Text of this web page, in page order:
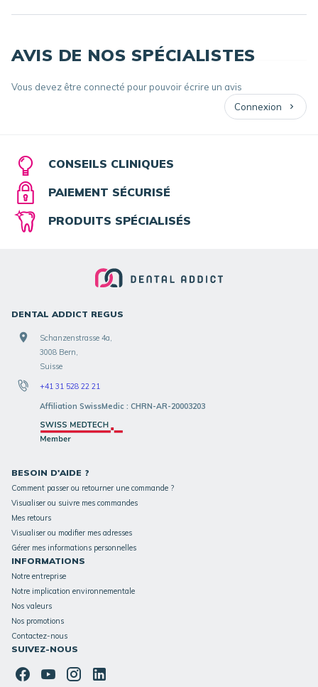
AVIS DE NOS SPÉCIALISTES
Vous devez être connecté pour pouvoir écrire un avis
Connexion
CONSEILS CLINIQUES
PAIEMENT SÉCURISÉ
PRODUITS SPÉCIALISÉS
DENTAL ADDICT REGUS
Schanzenstrasse 4a,
3008 Bern,
Suisse
+41 31 528 22 21
Affiliation SwissMedic : CHRN-AR-20003203
BESOIN D'AIDE ?
Comment passer ou retourner une commande ?
Visualiser ou suivre mes commandes
Mes retours
Visualiser ou modifier mes adresses
Gérer mes informations personnelles
INFORMATIONS
Notre entreprise
Notre implication environnementale
Nos valeurs
Nos promotions
Contactez-nous
SUIVEZ-NOUS